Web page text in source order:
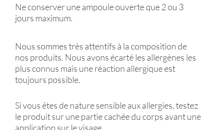
Ne conserver une ampoule ouverte que 2 ou 3
jours maximum.
Nous sommes très attentifs à la composition de
nos produits. Nous avons écarté les allergènes les
plus connus mais une réaction allergique est
toujours possible.
Si vous êtes de nature sensible aux allergies, testez
le produit sur une partie cachée du corps avant une
application sur le visage.